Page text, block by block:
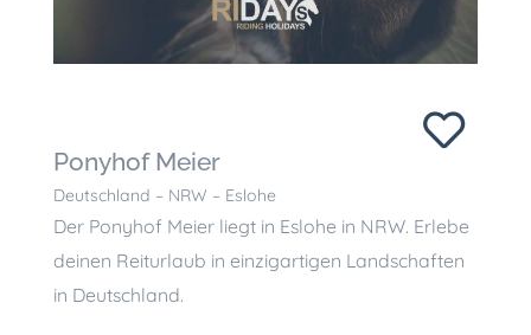
Ponyhof Meier
Deutschland – NRW – Eslohe
Der Ponyhof Meier liegt in Eslohe in NRW. Erlebe
deinen Reiturlaub in einzigartigen Landschaften
in Deutschland.